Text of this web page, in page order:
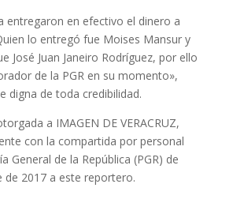
entregaron en efectivo el dinero a
lo entregó fue Moises Mansur y
José Juan Janeiro Rodríguez, por ello
de la PGR en su momento»,
digna de toda credibilidad.
a IMAGEN DE VERACRUZ,
con la compartida por personal
General de la República (PGR) de
de 2017 a este reportero.